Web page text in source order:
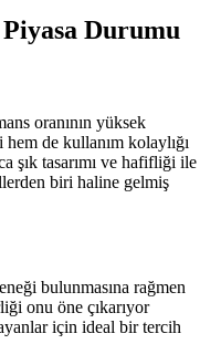
Durumu
oranının yüksek
de kullanım kolaylığı
şık tasarımı ve hafifliği ile
biri haline gelmiş
bulunmasına rağmen
onu öne çıkarıyor
için ideal bir tercih